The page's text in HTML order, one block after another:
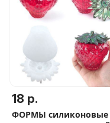
матовым или
Хранение
Вскрытая упаковка
хранении очень
остатки пластика
поместить в
18 р.
ФОРМЫ силиконовые